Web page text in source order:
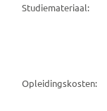
Studiemateriaal:
Opleidingskosten: